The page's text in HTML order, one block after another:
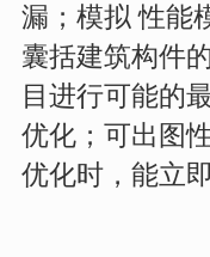
漏；模拟 性能
囊括建筑构件
目进行可能的
优化；可出图
优化时，能立